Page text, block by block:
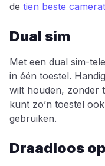
de tien beste
Dual sim
Met een dual sim-
in één toestel.
wilt houden, zonder
kunt zo’n toestel
gebruiken.
Draadloos